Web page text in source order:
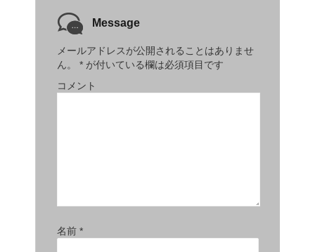
Message
メールアドレスが公開されることはありませ
ん。
* が付いている欄は必須項目です
コメント
名前 *